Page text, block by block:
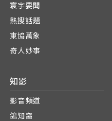
寰宇要聞
熱搜話題
東協萬象
奇人妙事
知影
影音頻道
鴿知窩